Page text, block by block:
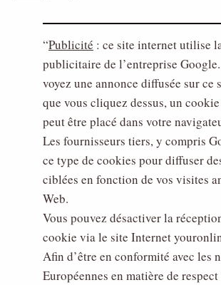
Publicité : ce site internet utilise
publicitaire de l’entreprise
voyez une annonce diffusée sur ce
que vous cliquez dessus, un
peut être placé dans votre
Les fournisseurs tiers, y compris
ce type de cookies pour diffuser
ciblées en fonction de vos visites
Web.
Vous pouvez désactiver la
cookie via le site Internet
Afin d’être en conformité avec les
Européennes en matière de respect